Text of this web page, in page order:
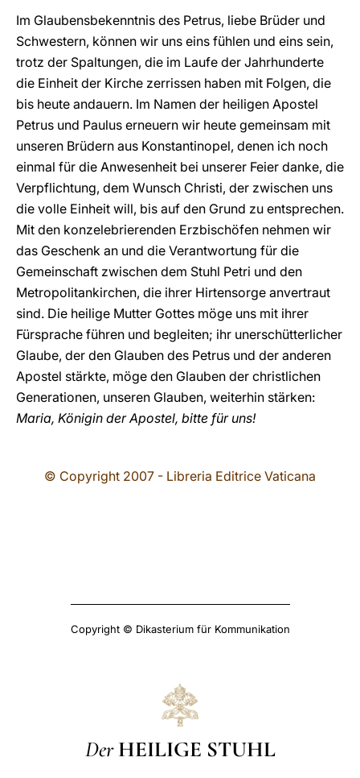
Im Glaubensbekenntnis des Petrus, liebe Brüder und
Schwestern, können wir uns eins fühlen und eins sein,
trotz der Spaltungen, die im Laufe der Jahrhunderte
die Einheit der Kirche zerrissen haben mit Folgen, die
bis heute andauern. Im Namen der heiligen Apostel
Petrus und Paulus erneuern wir heute gemeinsam mit
unseren Brüdern aus Konstantinopel, denen ich noch
einmal für die Anwesenheit bei unserer Feier danke, die
Verpflichtung, dem Wunsch Christi, der zwischen uns
die volle Einheit will, bis auf den Grund zu entsprechen.
Mit den konzelebrierenden Erzbischöfen nehmen wir
das Geschenk an und die Verantwortung für die
Gemeinschaft zwischen dem Stuhl Petri und den
Metropolitankirchen, die ihrer Hirtensorge anvertraut
sind. Die heilige Mutter Gottes möge uns mit ihrer
Fürsprache führen und begleiten; ihr unerschütterlicher
Glaube, der den Glauben des Petrus und der anderen
Apostel stärkte, möge den Glauben der christlichen
Generationen, unseren Glauben, weiterhin stärken:
Maria, Königin der Apostel, bitte für uns!
© Copyright 2007 - Libreria Editrice Vaticana
Copyright © Dikasterium für Kommunikation
Der HEILIGE STUHL